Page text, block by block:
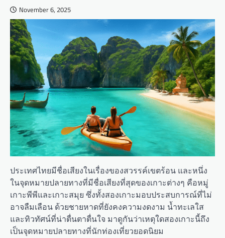
November 6, 2025
ประเทศไทยมีชื่อเสียงในเรื่องของสวรรค์เขตร้อน และหนึ่ง
ในจุดหมายปลายทางที่มีชื่อเสียงที่สุดของเกาะต่างๆ คือหมู่
เกาะพีพีและเกาะสมุย ซึ่งทั้งสองเกาะมอบประสบการณ์ที่ไม่
อาจลืมเลือน ด้วยชายหาดที่ยังคงความงดงาม น้ำทะเลใส
และทิวทัศน์ที่น่าตื่นตาตื่นใจ มาดูกันว่าเหตุใดสองเกาะนี้ถึง
เป็นจุดหมายปลายทางที่นักท่องเที่ยวยอดนิยม